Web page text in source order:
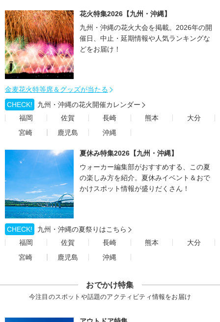
花火特集2026【九州・沖縄】
九州・沖縄の花火大会を掲載。2026年の開
催日、中止・延期情報や人気ランキングな
どをお届け！
金麦花火特等席＆グッズが当たる
CHECK!
九州・沖縄の花火開催カレンダー
福岡
佐賀 長崎 熊本
大分
宮崎
鹿児島 沖縄
夏休み特集2026【九州・沖縄】
ウォーカー編集部がおすすめする、この夏
の楽しみ方を紹介。夏休みイベント＆おで
かけスポット情報が盛りだくさん！
CHECK!
九州・沖縄の夏祭りはこちら
福岡
佐賀 長崎 熊本
大分
宮崎
鹿児島 沖縄
おでかけ特集
今注目のスポットや話題のアクティビティ情報をお届け